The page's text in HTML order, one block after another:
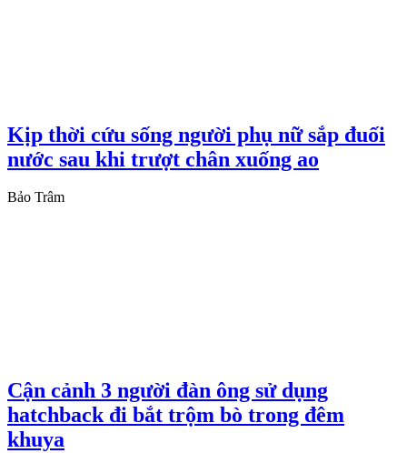
Kịp thời cứu sống người phụ nữ sắp đuối
nước sau khi trượt chân xuống ao
Bảo Trâm
Cận cảnh 3 người đàn ông sử dụng
hatchback đi bắt trộm bò trong đêm
khuya